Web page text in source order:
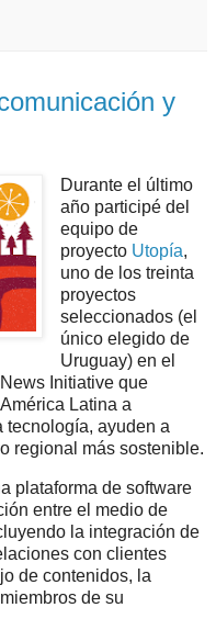
y
Durante el último
año participé del
equipo de
proyecto Utopía,
uno de los treinta
proyectos
seleccionados (el
único elegido de
Uruguay) en el
Initiative que
Latina a
tecnología, ayuden a
regional más sostenible.
plataforma de software
entre el medio de
la integración de
con clientes
de contenidos, la
de su